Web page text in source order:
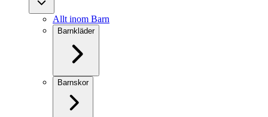
Allt inom Barn
Barnkläder
Barnskor